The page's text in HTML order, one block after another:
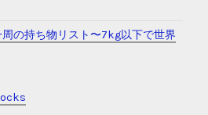
周の持ち物リスト〜7kg以下で世界